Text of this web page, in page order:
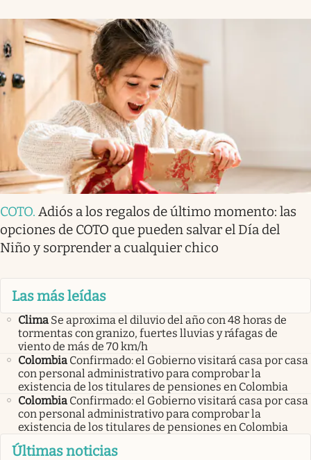
COTO. Adiós a los regalos de último momento: las
opciones de COTO que pueden salvar el Día del
Niño y sorprender a cualquier chico
Las más leídas
Clima Se aproxima el diluvio del año con 48 horas de
tormentas con granizo, fuertes lluvias y ráfagas de
viento de más de 70 km/h
Colombia Confirmado: el Gobierno visitará casa por casa
con personal administrativo para comprobar la
existencia de los titulares de pensiones en Colombia
Colombia Confirmado: el Gobierno visitará casa por casa
con personal administrativo para comprobar la
existencia de los titulares de pensiones en Colombia
Últimas noticias